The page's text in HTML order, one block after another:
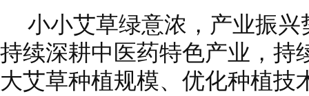
小小艾草绿意浓，产业振
持续深耕中医药特色产业，持
大艾草种植规模、优化种植技